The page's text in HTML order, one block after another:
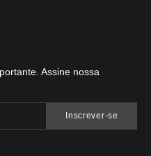
Assine nossa
Inscrever-se